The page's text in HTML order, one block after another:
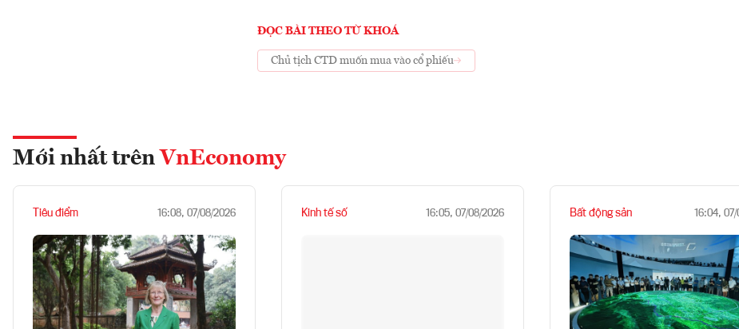
ĐỌC BÀI THEO TỪ KHOÁ
Chủ tịch CTD muốn mua vào cổ phiếu
Mới nhất trên VnEconomy
Tiêu điểm 16:08, 07/08/2026 Kinh tế số 16:05, 07/08/2026 Bất động sản 16:04,